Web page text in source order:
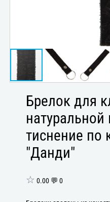
Брелок для
тиснение по
"Данди"
☆ 0.00 💬 0